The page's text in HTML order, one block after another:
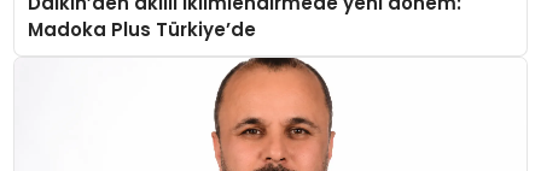
Madoka Plus Türkiye’de